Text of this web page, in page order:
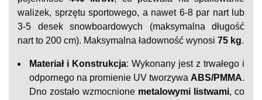
walizek, sprzętu sportowego, a nawet 6-8 par nart lub
3-5 desek snowboardowych (maksymalna długość
nart to 200 cm). Maksymalna ładowność wynosi 75 kg.
Materiał i Konstrukcja: Wykonany jest z trwałego i
odpornego na promienie UV tworzywa ABS/PMMA.
Dno zostało wzmocnione metalowymi listwami, co